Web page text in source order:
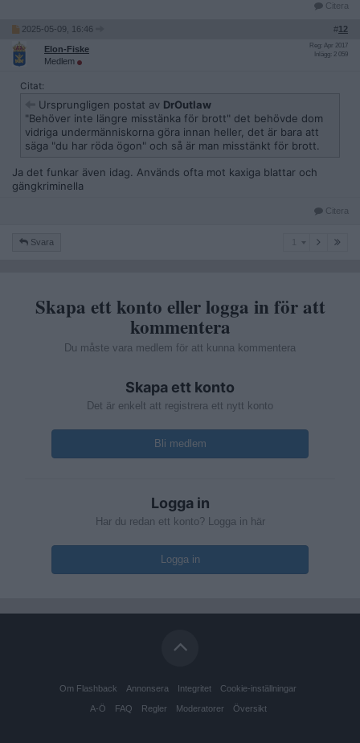
Citera
2025-05-09, 16:46 #12
Elon-Fiske
Medlem
Reg: Apr 2017
Inlägg: 2 059
Citat:
Ursprungligen postat av DrOutlaw
"Behöver inte längre misstänka för brott" det behövde dom
vidriga undermänniskorna göra innan heller, det är bara att
säga "du har röda ögon" och så är man misstänkt för brott.
Ja det funkar även idag. Används ofta mot kaxiga blattar och
gängkriminella
Citera
Svara
Skapa ett konto eller logga in för att
kommentera
Du måste vara medlem för att kunna kommentera
Skapa ett konto
Det är enkelt att registrera ett nytt konto
Bli medlem
Logga in
Har du redan ett konto? Logga in här
Logga in
Om Flashback Annonsera Integritet Cookie-inställningar
A-Ö FAQ Regler Moderatorer Översikt